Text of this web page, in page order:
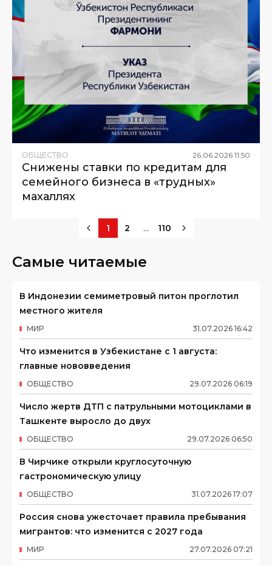
ОБЩЕСТВО 26.06.2026 11:50
Снижены ставки по кредитам для
семейного бизнеса в «трудных»
махаллях
1 2 ... 110
Самые читаемые
В Индонезии семиметровый питон проглотил
местного жителя
31.07.2026 16:42
МИР
Что изменится в Узбекистане с 1 августа:
главные нововведения
29.07.2026 06:19
ОБЩЕСТВО
Число жертв ДТП с патрульными мотоциклами в
Ташкенте выросло до двух
29.07.2026 06:50
ОБЩЕСТВО
В Чирчике открыли круглосуточную
гастрономическую улицу
31.07.2026 17:07
ОБЩЕСТВО
Россия снова ужесточает правила пребывания
мигрантов: что изменится с 2027 года
27.07.2026 07:21
МИР